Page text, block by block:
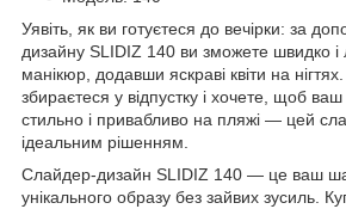
Уявіть, як ви готуєтеся до вечірки: за
дизайну SLIDIZ 140 ви зможете швидко і
манікюр, додавши яскраві квіти на
збираєтеся у відпустку і хочете, щоб
стильно і привабливо на пляжі — цей
ідеальним рішенням.
Слайдер-дизайн SLIDIZ 140 — це ваш
унікального образу без зайвих зусиль.